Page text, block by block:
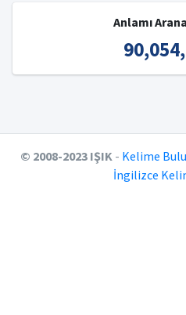
Anlamı
© 2008-2023 IŞIK- Kelime
İngilizce